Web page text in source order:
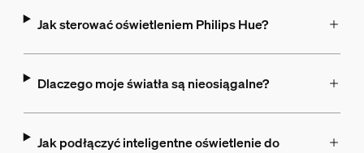
Jak sterować oświetleniem Philips Hue?
Dlaczego moje światła są nieosiągalne?
Jak podłączyć inteligentne oświetlenie do